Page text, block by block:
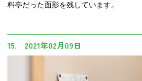
料亭だった面影を残しています。
15. 2021年02月09日